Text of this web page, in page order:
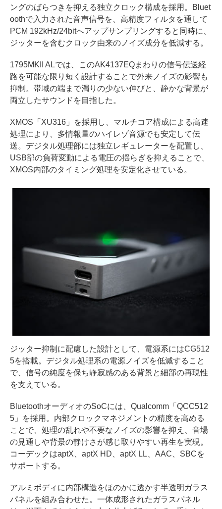
ングのばらつきを抑える独立クロック構成を採用。Bluet
oothで入力された音声信号を、高精度フィルタを通して
PCM 192kHz/24bitへアップサンプリングすると同時に、
ジッターを含むクロック由来のノイズ成分を低減する。
1795MKII ALでは、このAK4137EQまわりの信号伝送経
路を可能な限り短く設計することで外来ノイズの影響も
抑制。帯域の端まで濁りの少ない伸びと、静かな背景が
両立したサウンドを目指した。
XMOS「XU316」を採用し、マルチコア構成による高速
処理により、多情報量のハイレゾ音源でも安定して伝
送。デジタル処理部には独立レギュレーターを配置し、
USB部の負荷変動による電圧の揺らぎを抑えることで、
XMOS内部のタイミング処理を安定化させている。
ジッター抑制に配慮した設計として、電源系にはCG512
5を搭載。デジタル処理系の電源ノイズを低減すること
で、信号の純度を保ち静寂感のある背景と細部の再現性
を支えている。
BluetoothオーディオのSoCには、Qualcomm「QCC512
5」を採用。内部クロックマネジメントの精度を高める
ことで、処理の乱れや不要なノイズの影響を抑え、音場
の見通しや背景の静けさが感じ取りやすい再生を実現。
コーデックはaptX、aptX HD、aptX LL、AAC、SBCを
サポートする。
アルミボディに内部構造をほのかに透かす半透明ガラス
パネルを組み合わせた。一体成形されたガラスパネル